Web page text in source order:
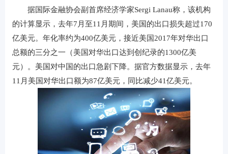
据国际金融协会副首席经济学家Sergi Lanau称，该机构
的计算显示，去年7月至11月期间，美国的出口损失超过170
亿美元。年化率约为400亿美元，接近美国2017年对华出口
总额的三分之一（美国对华出口达到创纪录的1300亿美
元）。美国对中国的出口急剧下降。据官方数据显示，去年
11月美国对华出口额为87亿美元，同比减少41亿美元。